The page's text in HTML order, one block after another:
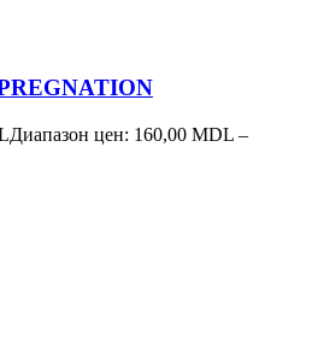
Диапазон цен: 160,00 MDL –